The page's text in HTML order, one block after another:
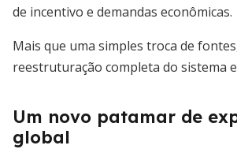
de incentivo e demandas econômicas.
Mais que uma simples troca de
reestruturação completa do sistema
Um novo patamar de
global